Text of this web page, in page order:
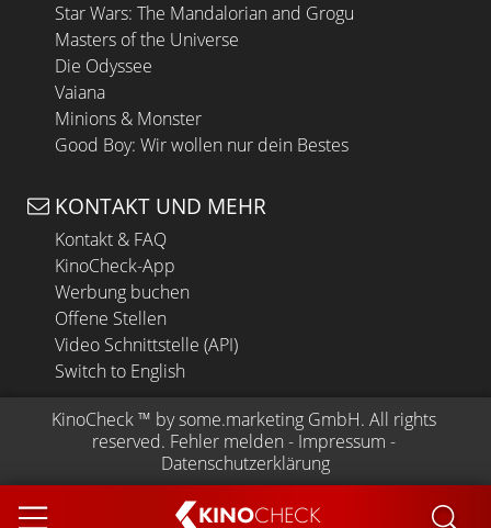
KINOCHECK
Star Wars: The Mandalorian and Grogu
Masters of the Universe
Die Odyssee
Vaiana
Minions & Monster
Good Boy: Wir wollen nur dein Bestes
KONTAKT UND MEHR
Kontakt & FAQ
KinoCheck-App
Werbung buchen
Offene Stellen
Video Schnittstelle (API)
Switch to English
KinoCheck ™ by some.marketing GmbH. All rights
reserved. Fehler melden - Impressum -
Datenschutzerklärung